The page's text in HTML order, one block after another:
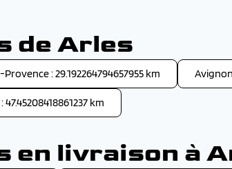
de Arles
: 29.192264794657955 km Avignon
km
en livraison à